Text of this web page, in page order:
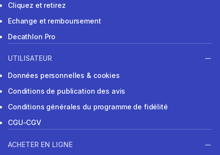
Cliquez et retirez
Echange et remboursement
Decathlon Pro
UTILISATEUR
Données personnelles & cookies
Conditions de publication des avis
Conditions générales du programme de fidélité
CGU-CGV
ACHETER EN LIGNE